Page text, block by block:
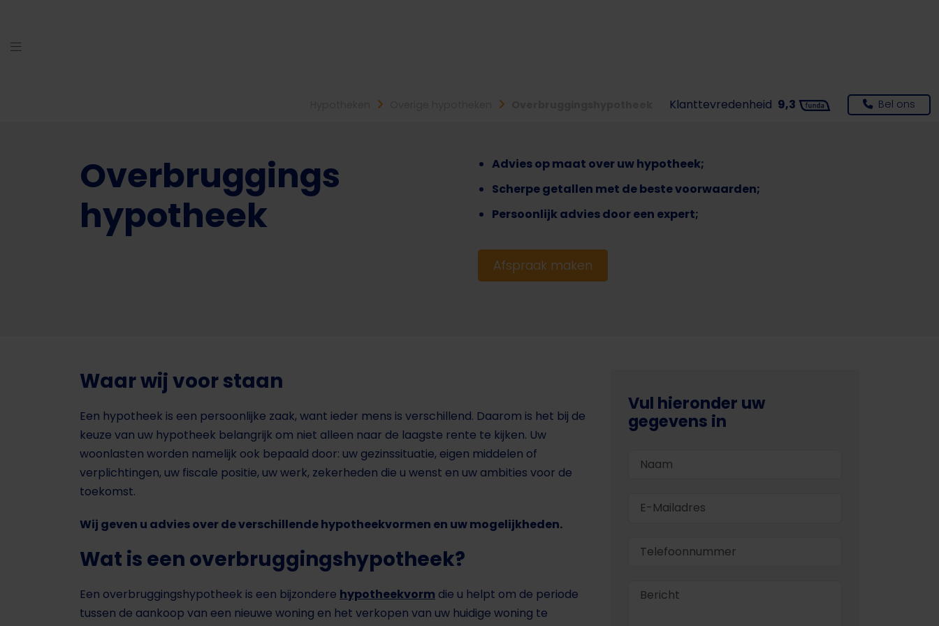
Klanttevredenheid 9,3 Bel ons
Overbruggings
hypotheek
Advies op maat over uw hypotheek;
Scherpe getallen met de beste voorwaarden;
Persoonlijk advies door een expert;
Afspraak maken
Waar wij voor staan
Een hypotheek is een persoonlijke zaak, want ieder mens is verschillend. Daarom is het bij de
keuze van uw hypotheek belangrijk om niet alleen naar de laagste rente te kijken. Uw
woonlasten worden namelijk ook bepaald door: uw gezinssituatie, eigen middelen of
verplichtingen, uw fiscale positie, uw werk, zekerheden die u wenst en uw ambities voor de
toekomst.
Wij geven u advies over de verschillende hypotheekvormen en uw mogelijkheden.
Wat is een overbruggingshypotheek?
Een overbruggingshypotheek is een bijzondere hypotheekvorm die u helpt om de periode
tussen de aankoop van een nieuwe woning en het verkopen van uw huidige woning te
Vul hieronder uw
gegevens in